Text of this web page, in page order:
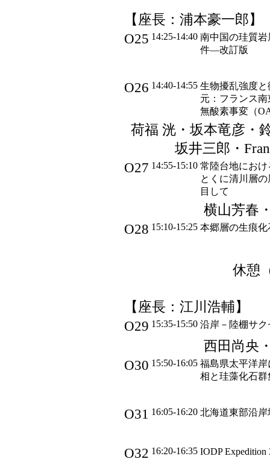
【座長：浦本豪一郎】
O25 14:25-14:40 南中国の珪質
件―改訂版
O26 14:40-14:55 生物擾乱強度
元：フランス
無酸素事変（
荷福 洸・坂本竜彦・
坂井三郎・
O27 14:55-15:10 常陸台地にお
とくに清川層
目して
横山芳春
O28 15:10-15:25 本郷層の生痕
休憩
【座長：江川浩輔】
O29 15:35-15:50 沿岸－陸棚サク
西田尚央
O30 15:50-16:05 福島県太平洋
相と珪藻化石
O31 16:05-16:20 北海道東部沿
O32 16:20-16:35 IODP